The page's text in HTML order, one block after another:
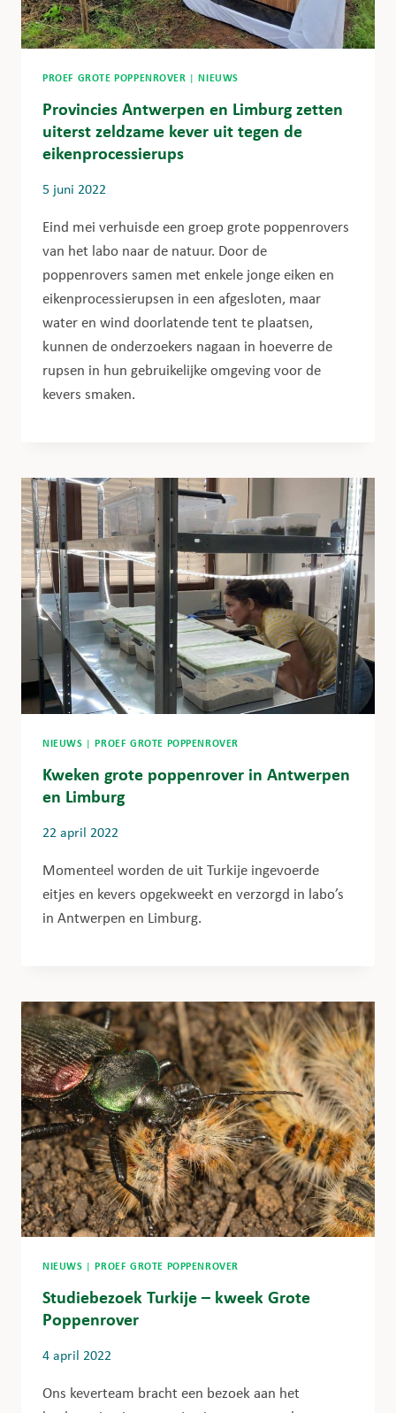
PROEF GROTE POPPENROVER |NIEUWS
Provincies Antwerpen en Limburg zetten
uiterst zeldzame kever uit tegen de
eikenprocessierups
5 juni 2022
Eind mei verhuisde een groep grote poppenrovers
van het labo naar de natuur. Door de
poppenrovers samen met enkele jonge eiken en
eikenprocessierupsen in een afgesloten, maar
water en wind doorlatende tent te plaatsen,
kunnen de onderzoekers nagaan in hoeverre de
rupsen in hun gebruikelijke omgeving voor de
kevers smaken.
NIEUWS |PROEF GROTE POPPENROVER
Kweken grote poppenrover in Antwerpen
en Limburg
22 april 2022
Momenteel worden de uit Turkije ingevoerde
eitjes en kevers opgekweekt en verzorgd in labo’s
in Antwerpen en Limburg.
NIEUWS |PROEF GROTE POPPENROVER
Studiebezoek Turkije – kweek Grote
Poppenrover
4 april 2022
Ons keverteam bracht een bezoek aan het